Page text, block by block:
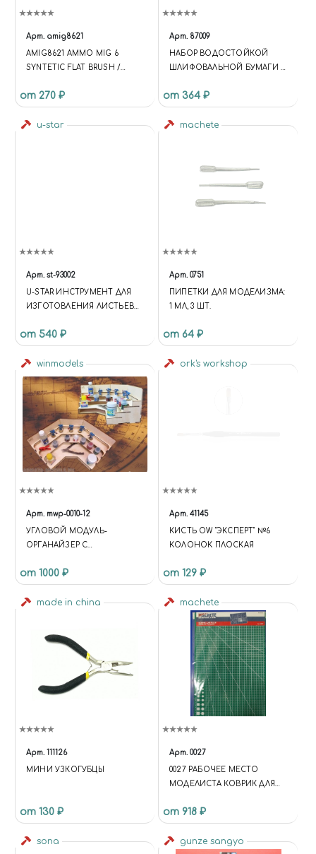
Арт. amig8621
AMIG8621 AMMO MIG 6
SYNTETIC FLAT BRUSH /
КИСТЬ
от 270 ₽
Арт. 87009
НАБОР ВОДОСТОЙКОЙ
ШЛИФОВАЛЬНОЙ БУМАГИ C
от 364 ₽
u-star
Арт. st-93002
U-STAR ИНСТРУМЕНТ ДЛЯ
ИЗГОТОВЛЕНИЯ ЛИСТЬЕВ
от 540 ₽
machete
Арт. 0751
ПИПЕТКИ ДЛЯ МОДЕЛИЗМА:
1 МЛ, 3 ШТ.
от 64 ₽
winmodels
Арт. mwp-0010-12
УГЛОВОЙ МОДУЛЬ-
ОРГАНАЙЗЕР С
от 1000 ₽
ork's workshop
Арт. 41145
КИСТЬ OW "ЭКСПЕРТ" №6
КОЛОНОК ПЛОСКАЯ
от 129 ₽
made in china
Арт. 111126
МИНИ УЗКОГУБЦЫ
от 130 ₽
machete
Арт. 0027
0027 РАБОЧЕЕ МЕСТО
МОДЕЛИСТА КОВРИК ДЛЯ
от 918 ₽
sona gunze sangyo